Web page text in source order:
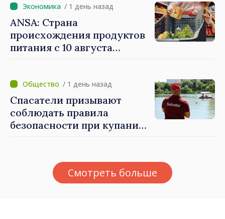
общины и всех молдаван
/ 1 день назад
ANSA: Страна
происхождения продуктов
питания с 10 августа
магазинах/ 1 день назад
Спасатели призывают
соблюдать правила
безопасности при купании
Смотреть больше